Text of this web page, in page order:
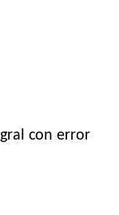
con error